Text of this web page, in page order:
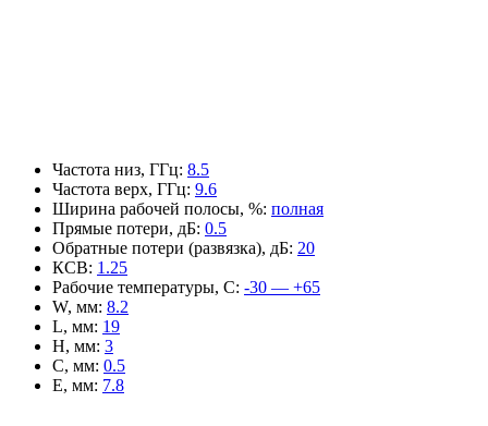
Частота низ, ГГц: 8.5
Частота верх, ГГц: 9.6
Ширина рабочей полосы, %: полная
Прямые потери, дБ: 0.5
Обратные потери (развязка), дБ: 20
КСВ: 1.25
Рабочие температуры, С: -30 — +65
W, мм: 8.2
L, мм: 19
H, мм: 3
C, мм: 0.5
E, мм: 7.8